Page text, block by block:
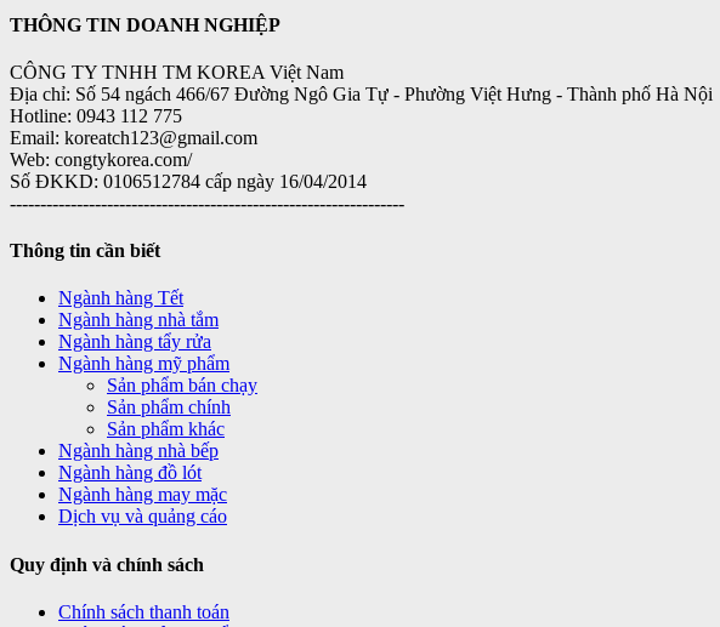
THÔNG TIN DOANH NGHIỆP
CÔNG TY TNHH TM KOREA Việt Nam
Địa chỉ: Số 54 ngách 466/67 Đường Ngô Gia Tự - Phường Việt Hưng - Thành phố Hà Nội
Hotline: 0943 112 775
Email: koreatch123@gmail.com
Web: congtykorea.com/
Số ĐKKD: 0106512784 cấp ngày 16/04/2014
-----------------------------------------------------------------
Thông tin cần biết
Ngành hàng Tết
Ngành hàng nhà tắm
Ngành hàng tẩy rửa
Ngành hàng mỹ phẩm
Sản phẩm bán chạy
Sản phẩm chính
Sản phẩm khác
Ngành hàng nhà bếp
Ngành hàng đồ lót
Ngành hàng may mặc
Dịch vụ và quảng cáo
Quy định và chính sách
Chính sách thanh toán